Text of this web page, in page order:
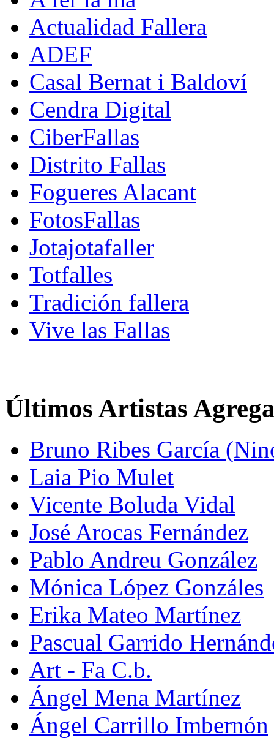
Actualidad Fallera
ADEF
Casal Bernat i Baldoví
Cendra Digital
CiberFallas
Distrito Fallas
Fogueres Alacant
FotosFallas
Jotajotafaller
Totfalles
Tradición fallera
Vive las Fallas
Últimos Artistas
Bruno Ribes García
Laia Pio Mulet
Vicente Boluda Vidal
José Arocas Fernández
Pablo Andreu González
Mónica López Gonzáles
Erika Mateo Martínez
Pascual Garrido
Art - Fa C.b.
Ángel Mena Martínez
Ángel Carrillo Imbernón